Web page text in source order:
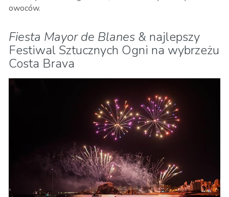
owoców.
Fiesta Mayor de Blanes & najlepszy
Festiwal Sztucznych Ogni na wybrzeżu
Costa Brava